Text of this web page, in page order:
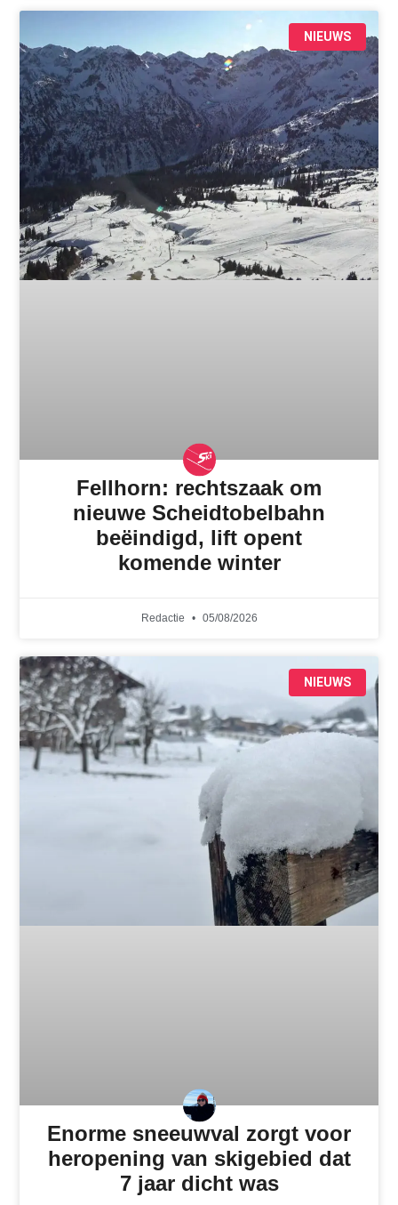
NIEUWS
Fellhorn: rechtszaak om
nieuwe Scheidtobelbahn
beëindigd, lift opent
komende winter
Redactie 05/08/2026
NIEUWS
Enorme sneeuwval zorgt voor
heropening van skigebied dat
7 jaar dicht was